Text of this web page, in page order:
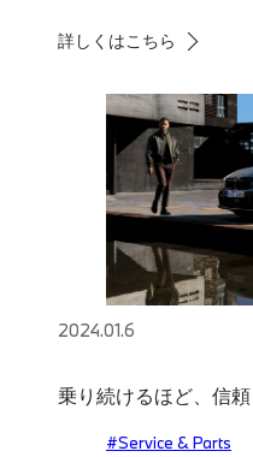
詳しくはこちら
2024.01.6
乗り続けるほど、信頼
#Service & Parts